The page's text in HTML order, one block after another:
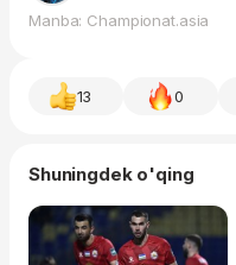
Manba: Championat.asia
13 0
Shuningdek o'qing